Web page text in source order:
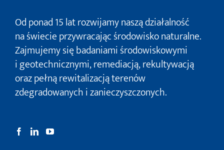
Od ponad 15 lat rozwijamy naszą działalność
na świecie przywracając środowisko naturalne.
Zajmujemy się badaniami środowiskowymi
i geotechnicznymi, remediacją, rekultywacją
oraz pełną rewitalizacją terenów
zdegradowanych i zanieczyszczonych.